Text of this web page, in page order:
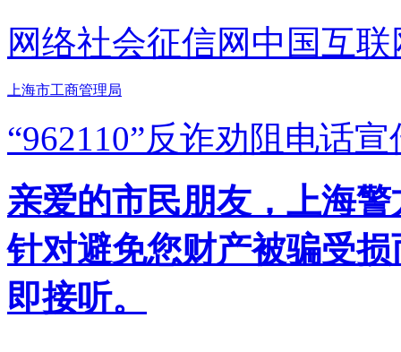
网络社会征信网 中国互
上海市工商管理局
“962110”反诈劝阻电话宣
亲爱的市民朋友，上海
针对避免您财产被骗受
即接听。